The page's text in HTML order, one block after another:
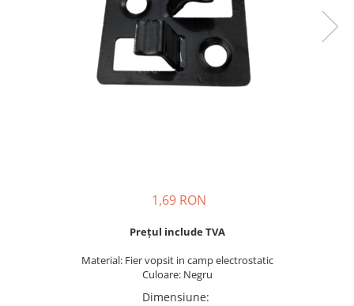
1,69 RON
Prețul include TVA
Material: Fier vopsit in camp electrostatic
Culoare: Negru
Dimensiune: